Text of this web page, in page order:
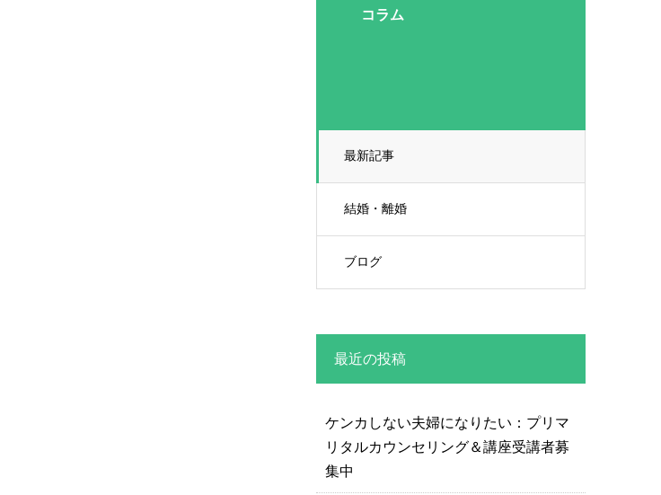
コラム
最新記事
結婚・離婚
ブログ
最近の投稿
ケンカしない夫婦になりたい：プリマ
リタルカウンセリング＆講座受講者募
集中